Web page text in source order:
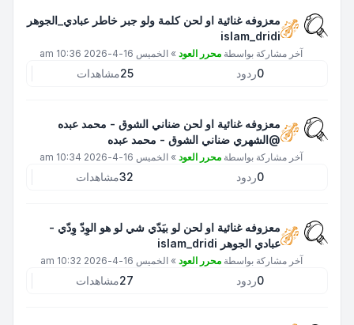
معزوفه غنائية او لحن كلمة ولو جبر خاطر عبادي_الجوهر
islam_dridi
آخر مشاركة بواسطة محرر العود » الخميس 16-4-2026 10:36 am
0ردود 25مشاهدات
معزوفه غنائية او لحن ضناني الشوق - محمد عبده
@الشهري ضناني الشوق - محمد عبده
آخر مشاركة بواسطة محرر العود » الخميس 16-4-2026 10:34 am
0ردود 32مشاهدات
معزوفه غنائية او لحن لو بيَدّي شي لو هو الوِدّ وِدّي -
عبادي الجوهر islam_dridi
آخر مشاركة بواسطة محرر العود » الخميس 16-4-2026 10:32 am
0ردود 27مشاهدات